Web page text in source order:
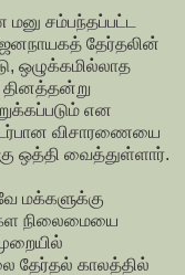
சம்பந்தப்பட்ட
தேர்தலின்
ஒழுக்கமில்லாத
தினத்தன்று
என
விசாரணையை
ஒத்தி வைத்துள்ளார்.
மக்களுக்கு
நிலைமையை
தேர்தல் காலத்தில்